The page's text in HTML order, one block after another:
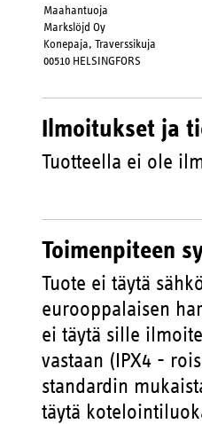
Maahantuoja
Markslöjd Oy
Konepaja, Traverssikuja
00510 HELSINGFORS
Ilmoitukset ja
Tuotteella ei ole
Toimenpiteen
Tuote ei täytä
eurooppalaisen
ei täytä sille
vastaan (IPX4 -
standardin
täytä